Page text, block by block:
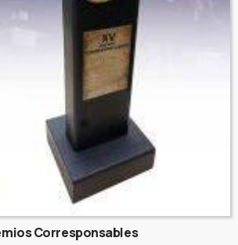
Corresponsables